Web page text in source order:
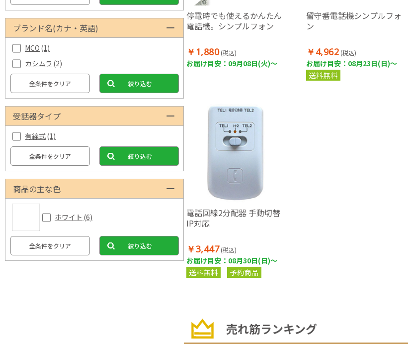
ブランド名(カナ・英語)
MCO (1)
カシムラ (2)
全条件をクリア 絞り込む
受話器タイプ
有線式(1)
全条件をクリア 絞り込む
商品の主な色
ホワイト (6)
全条件をクリア 絞り込む
停電時でも使えるかんたん
電話機。シンプルフォン
￥1,880 (税込)
お届け目安：09月08日(火)～
留守番電話機シンプルフォ
ン
￥4,962 (税込)
お届け目安：08月23日(日)～
送料無料
電話回線2分配器 手動切替
IP対応
￥3,447 (税込)
お届け目安：08月30日(日)～
送料無料
予約商品
売れ筋ランキング